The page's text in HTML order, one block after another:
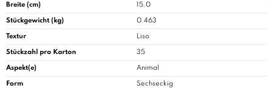
Breite (cm) 15.0
Stückgewicht (kg) 0.463
Textur Liso
Stückzahl pro Karton 35
Aspekt(e) Animal
Form Sechseckig